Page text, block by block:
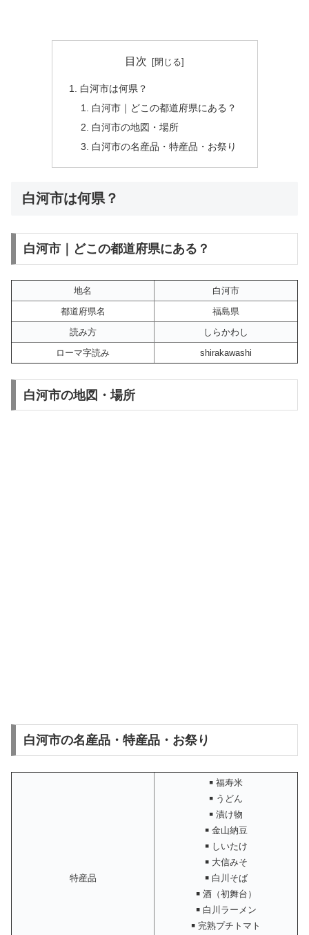
目次
白河市は何県？
白河市｜どこの都道府県にある？
白河市の地図・場所
白河市の名産品・特産品・お祭り
白河市は何県？
白河市｜どこの都道府県にある？
地名
白河市
都道府県名
福島県
読み方
しらかわし
ローマ字読み
shirakawashi
白河市の地図・場所
白河市の名産品・特産品・お祭り
特産品
￭ 福寿米
￭ うどん
￭ 漬け物
￭ 金山納豆
￭ しいたけ
￭ 大信みそ
￭ 白川そば
￭ 酒（初舞台）
￭ 白川ラーメン
￭ 完熟プチトマト